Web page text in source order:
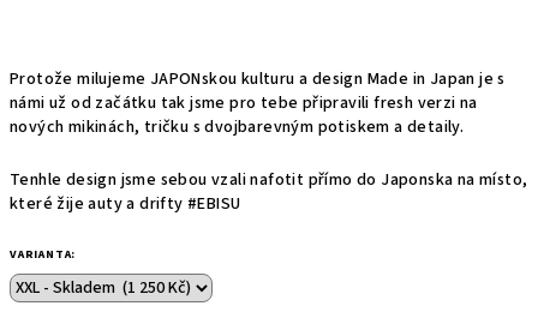
Protože milujeme JAPONskou kulturu a design Made in Japan je s
námi už od začátku tak jsme pro tebe připravili fresh verzi na
nových mikinách, tričku s dvojbarevným potiskem a detaily.
Tenhle design jsme sebou vzali nafotit přímo do Japonska na místo,
které žije auty a drifty #EBISU
VARIANTA: